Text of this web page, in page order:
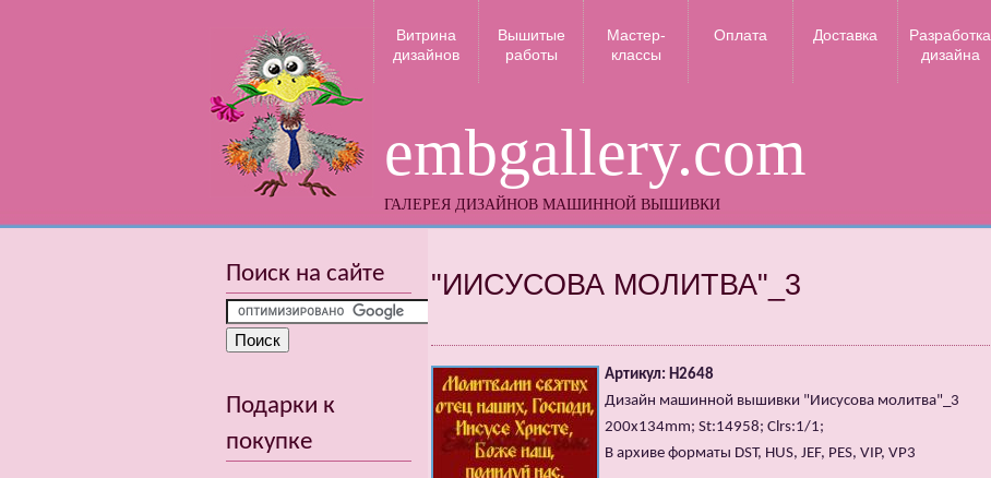
embgallery.com
ГАЛЕРЕЯ ДИЗАЙНОВ МАШИННОЙ ВЫШИВКИ
Витрина
дизайнов
Вышитые
работы
Мастер-
классы
Оплата Доставка
Разработка
дизайна
"ИИСУСОВА МОЛИТВА"_3
Артикул: H2648
Дизайн машинной вышивки "Иисусова молитва"_3
200x134mm; St:14958; Clrs:1/1;
В архиве форматы DST, HUS, JEF, PES, VIP, VP3
Поиск на сайте
Подарки к
покупке